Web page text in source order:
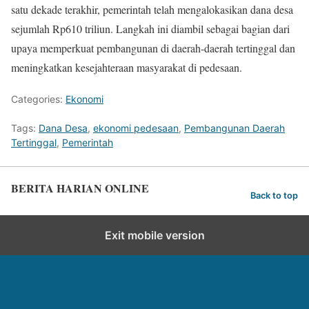
satu dekade terakhir, pemerintah telah mengalokasikan dana desa
sejumlah Rp610 triliun. Langkah ini diambil sebagai bagian dari
upaya memperkuat pembangunan di daerah-daerah tertinggal dan
meningkatkan kesejahteraan masyarakat di pedesaan.
Categories: Ekonomi
Tags: Dana Desa, ekonomi pedesaan, Pembangunan Daerah
Tertinggal, Pemerintah
BERITA HARIAN ONLINE Back to top
Exit mobile version